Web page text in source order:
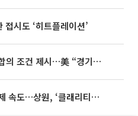
시도 ‘히트플레이션’
이란, 미국에 호르무즈 합의 조건 제시…美 “경기 아직 안 끝나” [종합]
미국, 가상자산 포괄 규제 속도…상원, ‘클래리티법’ 9월 절차투표 추진